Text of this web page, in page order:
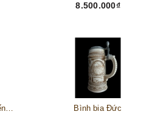
8.500.000₫
Bộ chuông và cây dập nến đồng Bình bia Đức